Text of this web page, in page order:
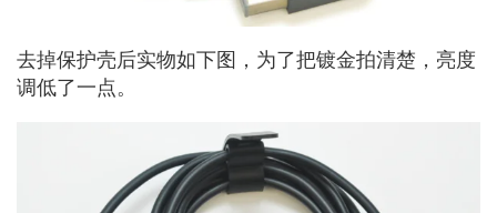
去掉保护壳后实物如下图，为了把镀金拍清楚，亮度
调低了一点。